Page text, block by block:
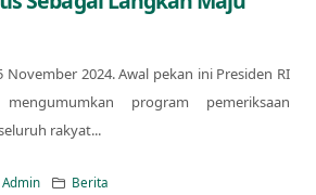
November 2024. Awal pekan ini Presiden RI
program pemeriksaan
rakyat...
Admin Berita